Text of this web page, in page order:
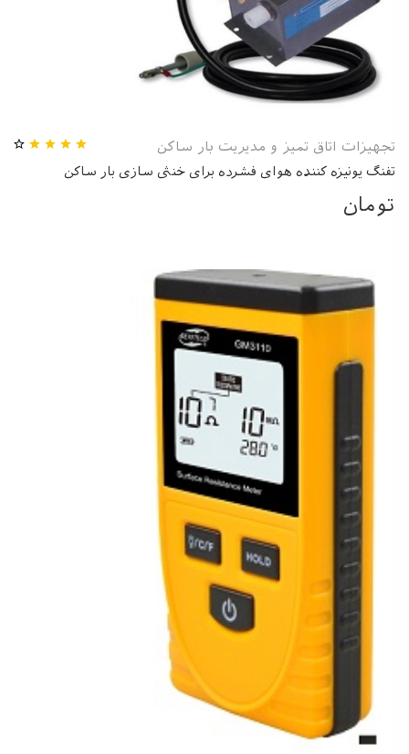
تجهیزات اتاق تمیز و مدیریت بار ساکن
تفنگ یونیزه کننده هوای فشرده برای خنثی سازی بار ساکن
تومان